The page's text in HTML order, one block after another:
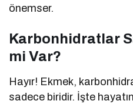
önemser.
Karbonhidratlar
mi Var?
Hayır! Ekmek,
sadece biridir. İşte